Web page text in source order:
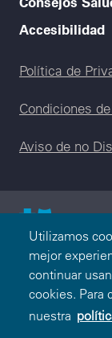
Utilizamos
mejor
continuar
cookies. Para
nuestra
Accesibilidad
Legal
Política de
Condiciones
Aviso de no
© 2000-2026
Todos los
presentado a
Association.
asociación de